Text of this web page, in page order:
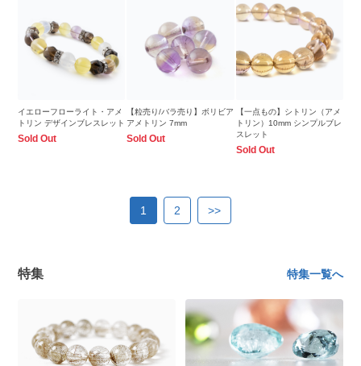
イエローフローライト・アメ
トリン デザインブレスレット
Sold Out
【粒売り/バラ売り】ボリビア
アメトリン 7mm
Sold Out
【一点もの】シトリン（アメ
トリン）10mm シンプルブレ
スレット
Sold Out
1 2 >>
特集 特集一覧へ